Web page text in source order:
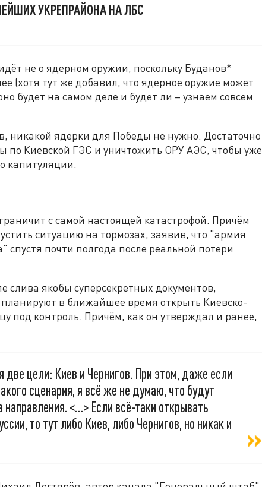
УКРЕПРАЙОНА НА ЛБС
не о ядерном оружии, поскольку Буданов*
(хотя тут же добавил, что ядерное оружие может
будет на самом деле и будет ли – узнаем совсем
никакой ядерки для Победы не нужно. Достаточно
по Киевской ГЭС и уничтожить ОРУ АЭС, чтобы уже
капитуляции.
с самой настоящей катастрофой. Причём
ситуацию на тормозах, заявив, что "армия
почти полгода после реальной потери
слива якобы суперсекретных документов,
в ближайшее время открыть Киевско-
под контроль. Причём, как он утверждал и ранее,
две цели: Киев и Чернигов. При этом, даже если
сценария, я всё же не думаю, что будут
<…> Если всё-таки открывать
то тут либо Киев, либо Чернигов, но никак и